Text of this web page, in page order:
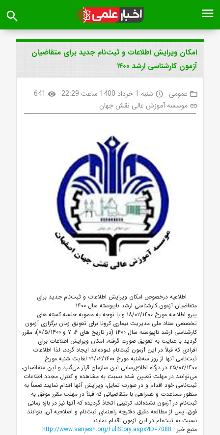
menu
search
امکان ویرایش اطلاعات و ثبت‌نام جدید برای متقاضیان
آزمون‌ کارشناسی ارشد ۱۴۰۰
folder_open عمومی access_time شنبه 1 خرداد 1400 ساعت 22:29 visibility
641
link موسسه آموزش عالی نقش جهان
اطلاعیه‌ درخصوص امکان ویرایش اطلاعات و ثبت‌نام جدید برای
متقاضیان آزمون‌ کارشناسی ارشد ناپیوسته سال ۱۴۰۰
پیرو اطلاعیه مورخ ۱۸/۰۲/۱۴۰۰ و با توجه به مصوبه جلسه کمیته های
تخصصی ستاد ملی مدیریت بیماری کرونا برای تعویق زمان برگزاری آزمون
کارشناسی ارشد ناپیوسته سال ۱۴۰۰ (در تاریخ های ۶، ۷ و ۸/۵/۱۴۰۰)، مقرر
گردید با عنایت به تعویق صورت گرفته، امکان ویرایش اطلاعات برای
افرادی که قبلاً در این آزمون ثبت‌نام نموده‌اند ایجاد گردد، لذا اطلاعات
ثبت‌نامی آنها از روز سه‌شنبه مورخ ۲۱/۰۲/۱۴۰۰ لغایت شنبه مورخ
۲۵/۰۲/۱۴۰۰ در درگاه اطلاع‌رسانی این سازمان قرار می‌گیرد و این متقاضیان،
می‌توانند در مهلت تعیین شده نسبت به مشاهده و کنترل مجدد اطلاعات
ثبت‌نامی خود اقدام و در صورت تمایل، ویرایش آنها اقدام نمایند.ضمناً به
منظور مساعدت و همراهی با متقاضیانی که قبلاً در مهلت مقرر موفق به
ثبت‌نام در آزمون نشده‌اند، ترتیبی اتخاذ گردیده که آنها نیز در بازه زمانی
فوق، پس از مطالعه دقیق دفترچه راهنمای ثبت‌نام و اصلاحیه آن، بتوانند
نسبت به ثبت‌نام در این آزمون اقدام نمایند.
منبع خبر : http://www.sanjesh.org/FullStory.aspx?ID=7088